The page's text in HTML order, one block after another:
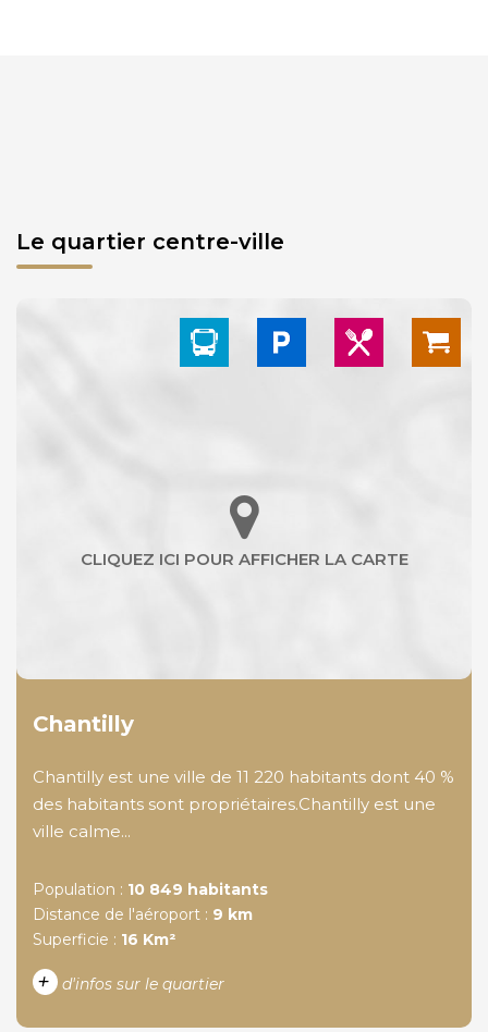
Le quartier centre-ville
Chantilly
Chantilly est une ville de 11 220 habitants dont 40 %
des habitants sont propriétaires.Chantilly est une
ville calme...
Population : 10 849 habitants
Distance de l'aéroport : 9 km
Superficie : 16 Km²
+ d'infos sur le quartier